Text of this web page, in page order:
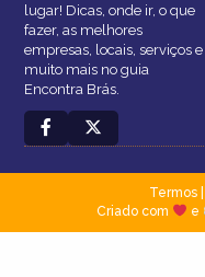
lugar! Dicas, onde ir, o que
fazer, as melhores
empresas, locais, serviços e
muito mais no guia
Encontra Brás.
Termos|
Criado com
e